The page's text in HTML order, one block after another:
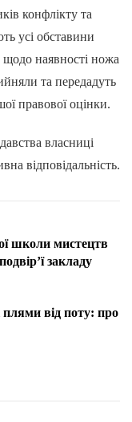
конфлікту та
усі обставини
щодо наявності ножа
та передадуть
правової оцінки.
власниці
відповідальність.
школи мистецтв
закладу
плями від поту: про